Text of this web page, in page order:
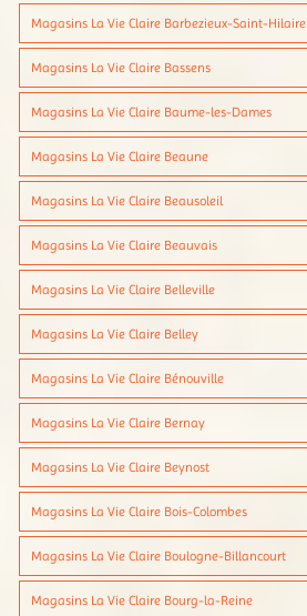
Magasins La Vie Claire Barbezieux-Saint-Hilaire
Magasins La Vie Claire Bassens
Magasins La Vie Claire Baume-les-Dames
Magasins La Vie Claire Beaune
Magasins La Vie Claire Beausoleil
Magasins La Vie Claire Beauvais
Magasins La Vie Claire Belleville
Magasins La Vie Claire Belley
Magasins La Vie Claire Bénouville
Magasins La Vie Claire Bernay
Magasins La Vie Claire Beynost
Magasins La Vie Claire Bois-Colombes
Magasins La Vie Claire Boulogne-Billancourt
Magasins La Vie Claire Bourg-la-Reine